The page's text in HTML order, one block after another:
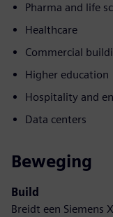
Pharma and life
Healthcare
Commercial
Higher education
Hospitality and
Data centers
Beweging
Build
Breidt een Siemens